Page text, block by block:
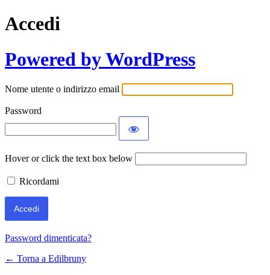
Accedi
Powered by WordPress
Nome utente o indirizzo email
Password
Hover or click the text box below
Ricordami
Password dimenticata?
← Torna a Edilbruny